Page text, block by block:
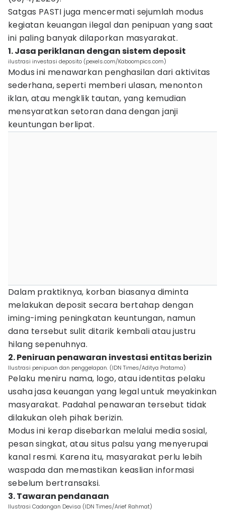
Satgas PASTI juga mencermati sejumlah modus
kegiatan keuangan ilegal dan penipuan yang saat
ini paling banyak dilaporkan masyarakat.
1. Jasa periklanan dengan sistem deposit
ilustrasi investasi deposito (pexels.com/Kaboompics.com)
Modus ini menawarkan penghasilan dari aktivitas
sederhana, seperti memberi ulasan, menonton
iklan, atau mengklik tautan, yang kemudian
mensyaratkan setoran dana dengan janji
keuntungan berlipat.
Dalam praktiknya, korban biasanya diminta
melakukan deposit secara bertahap dengan
iming-iming peningkatan keuntungan, namun
dana tersebut sulit ditarik kembali atau justru
hilang sepenuhnya.
2. Peniruan penawaran investasi entitas berizin
Ilustrasi penipuan dan penggelapan. (IDN Times/Aditya Pratama)
Pelaku meniru nama, logo, atau identitas pelaku
usaha jasa keuangan yang legal untuk meyakinkan
masyarakat. Padahal penawaran tersebut tidak
dilakukan oleh pihak berizin.
Modus ini kerap disebarkan melalui media sosial,
pesan singkat, atau situs palsu yang menyerupai
kanal resmi. Karena itu, masyarakat perlu lebih
waspada dan memastikan keaslian informasi
sebelum bertransaksi.
3. Tawaran pendanaan
Ilustrasi Cadangan Devisa (IDN Times/Arief Rahmat)